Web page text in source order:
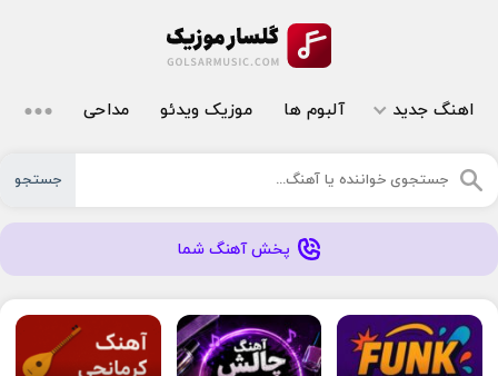
اهنگ جدید آلبوم ها موزیک ویدئو مداحی
جستجو
پخش آهنگ شما